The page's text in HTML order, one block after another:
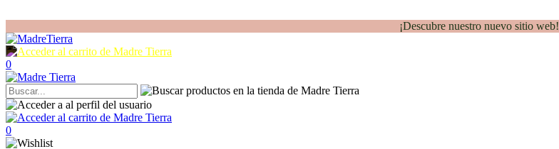
¡Descubre nuestro nuevo sitio web!
0
0